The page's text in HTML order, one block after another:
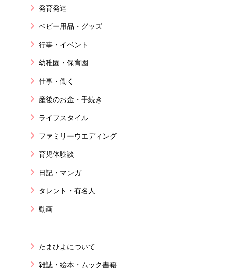
発育発達
ベビー用品・グッズ
行事・イベント
幼稚園・保育園
仕事・働く
産後のお金・手続き
ライフスタイル
ファミリーウエディング
育児体験談
日記・マンガ
タレント・有名人
動画
たまひよについて
雑誌・絵本・ムック書籍